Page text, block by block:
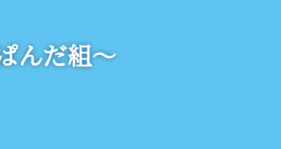
んだ組～